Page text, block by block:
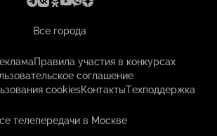
Все города
Правила участия в конкурсах
соглашение
cookiesКонтактыТехподдержка
телепередачи в Москве